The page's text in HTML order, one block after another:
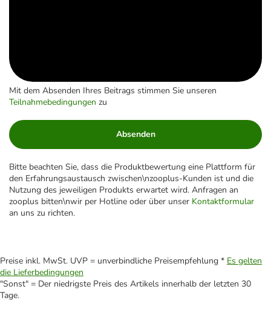
Mit dem Absenden Ihres Beitrags stimmen Sie unseren
Teilnahmebedingungen zu
Absenden
Bitte beachten Sie, dass die Produktbewertung eine Plattform für
den Erfahrungsaustausch zwischen\nzooplus-Kunden ist und die
Nutzung des jeweiligen Produkts erwartet wird. Anfragen an
zooplus bitten\nwir per Hotline oder über unser Kontaktformular
an uns zu richten.
Preise inkl. MwSt. UVP = unverbindliche Preisempfehlung * Es gelten
die Lieferbedingungen
"Sonst" = Der niedrigste Preis des Artikels innerhalb der letzten 30
Tage.